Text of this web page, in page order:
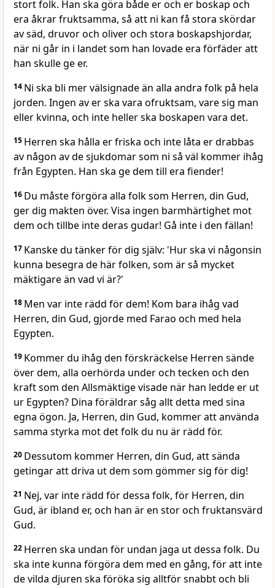
stort folk. Han ska göra både er och er boskap och
era åkrar fruktsamma, så att ni kan få stora skördar
av säd, druvor och oliver och stora boskapshjordar,
när ni går in i landet som han lovade era förfäder att
han skulle ge er.
14 Ni ska bli mer välsignade än alla andra folk på hela
jorden. Ingen av er ska vara ofruktsam, vare sig man
eller kvinna, och inte heller ska boskapen vara det.
15 Herren ska hålla er friska och inte låta er drabbas
av någon av de sjukdomar som ni så väl kommer ihåg
från Egypten. Han ska ge dem till era fiender!
16 Du måste förgöra alla folk som Herren, din Gud,
ger dig makten över. Visa ingen barmhärtighet mot
dem och tillbe inte deras gudar! Gå inte i den fällan!
17 Kanske du tänker för dig själv: 'Hur ska vi någonsin
kunna besegra de här folken, som är så mycket
mäktigare än vad vi är?'
18 Men var inte rädd för dem! Kom bara ihåg vad
Herren, din Gud, gjorde med Farao och med hela
Egypten.
19 Kommer du ihåg den förskräckelse Herren sände
över dem, alla oerhörda under och tecken och den
kraft som den Allsmäktige visade när han ledde er ut
ur Egypten? Dina föräldrar såg allt detta med sina
egna ögon. Ja, Herren, din Gud, kommer att använda
samma styrka mot det folk du nu är rädd för.
20 Dessutom kommer Herren, din Gud, att sända
getingar att driva ut dem som gömmer sig för dig!
21 Nej, var inte rädd för dessa folk, för Herren, din
Gud, är ibland er, och han är en stor och fruktansvärd
Gud.
22 Herren ska undan för undan jaga ut dessa folk. Du
ska inte kunna förgöra dem med en gång, för att inte
de vilda djuren ska föröka sig alltför snabbt och bli